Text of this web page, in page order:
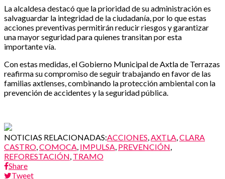
La alcaldesa destacó que la prioridad de su administración es
salvaguardar la integridad de la ciudadanía, por lo que estas
acciones preventivas permitirán reducir riesgos y garantizar
una mayor seguridad para quienes transitan por esta
importante vía.
Con estas medidas, el Gobierno Municipal de Axtla de Terrazas
reafirma su compromiso de seguir trabajando en favor de las
familias axtlenses, combinando la protección ambiental con la
prevención de accidentes y la seguridad pública.
NOTICIAS RELACIONADAS:ACCIONES AXTLA CLARA
CASTRO COMOCA IMPULSA PREVENCIÓN
REFORESTACIÓN TRAMO
Share
Tweet